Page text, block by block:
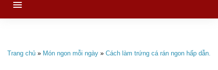
MENU
Trang chủ » Món ngon mỗi ngày » Cách làm trứng cá rán ngon hấp dẫn.